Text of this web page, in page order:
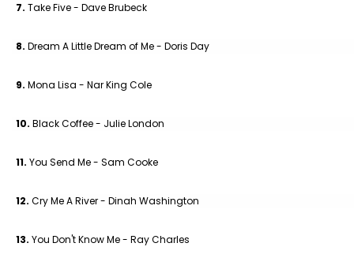
7. Take Five - Dave Brubeck
8. Dream A Little Dream of Me - Doris Day
9. Mona Lisa - Nar King Cole
10. Black Coffee - Julie London
11. You Send Me - Sam Cooke
12. Cry Me A River - Dinah Washington
13. You Don't Know Me - Ray Charles